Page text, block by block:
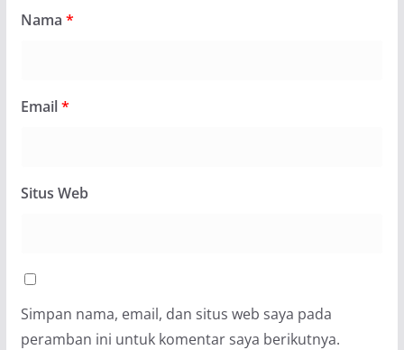
Nama *
Email*
Situs Web
Simpan nama, email, dan situs web saya pada
peramban ini untuk komentar saya berikutnya.